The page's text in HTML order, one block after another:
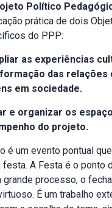
Político
prática de dois
do PPP:
as experiências
das relações
em sociedade.
e organizar os
do projeto.
é um evento pontual
festa. A Festa é o ponto
grande processo, o
É um trabalho